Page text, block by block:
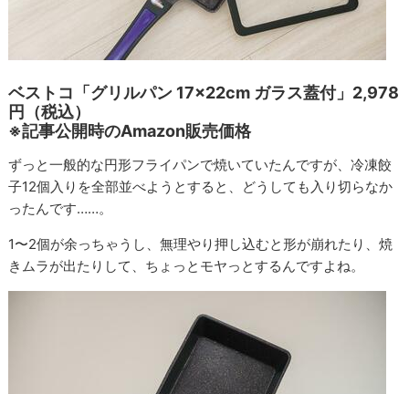
ベストコ「グリルパン 17×22cm ガラス蓋付」2,978
円（税込）
※記事公開時のAmazon販売価格
ずっと一般的な円形フライパンで焼いていたんですが、冷凍餃
子12個入りを全部並べようとすると、どうしても入り切らなか
ったんです……。
1〜2個が余っちゃうし、無理やり押し込むと形が崩れたり、焼
きムラが出たりして、ちょっとモヤっとするんですよね。